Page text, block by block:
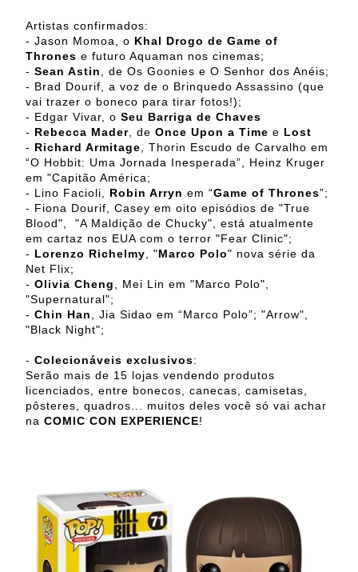
Artistas confirmados:
- Jason Momoa, o Khal Drogo de Game of
Thrones e futuro Aquaman nos cinemas;
- Sean Astin, de Os Goonies e O Senhor dos Anéis;
- Brad Dourif, a voz de o Brinquedo Assassino (que
vai trazer o boneco para tirar fotos!);
- Edgar Vivar, o Seu Barriga de Chaves
- Rebecca Mader, de Once Upon a Time e Lost
- Richard Armitage, Thorin Escudo de Carvalho em
“O Hobbit: Uma Jornada Inesperada”, Heinz Kruger
em "Capitão América;
- Lino Facioli, Robin Arryn em “Game of Thrones”;
- Fiona Dourif, Casey em oito episódios de "True
Blood", "A Maldição de Chucky", está atualmente
em cartaz nos EUA com o terror "Fear Clinic";
- Lorenzo Richelmy, "Marco Polo" nova série da
Net Flix;
- Olivia Cheng, Mei Lin em "Marco Polo",
"Supernatural";
- Chin Han, Jia Sidao em “Marco Polo”; "Arrow",
"Black Night";
- Colecionáveis exclusivos:
Serão mais de 15 lojas vendendo produtos
licenciados, entre bonecos, canecas, camisetas,
pôsteres, quadros... muitos deles você só vai achar
na COMIC CON EXPERIENCE!